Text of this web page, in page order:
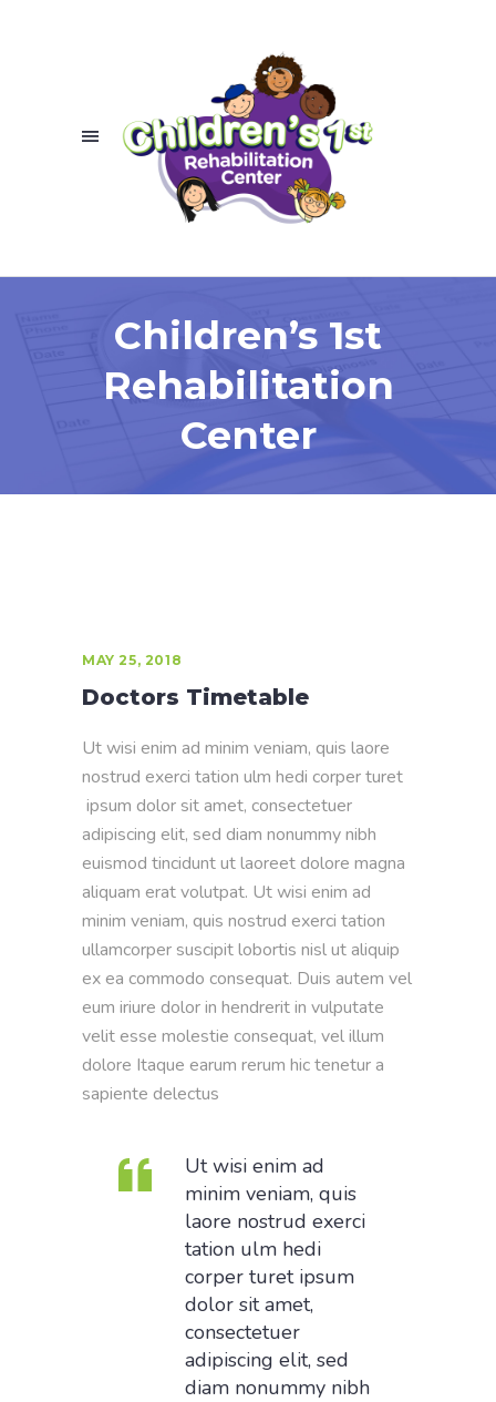
Children’s 1st
Rehabilitation
Center
MAY 25, 2018
Doctors Timetable
Ut wisi enim ad minim veniam, quis laore
nostrud exerci tation ulm hedi corper turet
ipsum dolor sit amet, consectetuer
adipiscing elit, sed diam nonummy nibh
euismod tincidunt ut laoreet dolore magna
aliquam erat volutpat. Ut wisi enim ad
minim veniam, quis nostrud exerci tation
ullamcorper suscipit lobortis nisl ut aliquip
ex ea commodo consequat. Duis autem vel
eum iriure dolor in hendrerit in vulputate
velit esse molestie consequat, vel illum
dolore Itaque earum rerum hic tenetur a
sapiente delectus
Ut wisi enim ad
minim veniam, quis
laore nostrud exerci
tation ulm hedi
corper turet ipsum
dolor sit amet,
consectetuer
adipiscing elit, sed
diam nonummy nibh